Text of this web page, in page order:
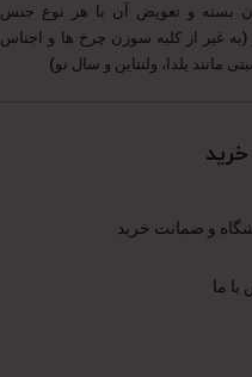
بسته و تعویض آن با هر نوع جنس
(به غیر از کلیه سوزن چرخ ها و اجناس
مانند یلدا، ولنتاین و سال نو)
و ضمانت خرید
با ما